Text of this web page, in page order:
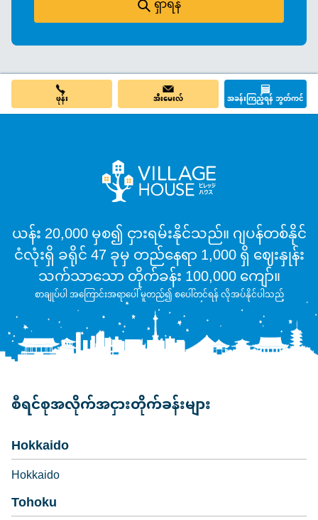
ရှာရန်
ဖုန်း အီးမေးလ် အခန်းကြည့်ရန် ဘွတ်ကင်
ယန်း 20,000 မှစ၍ ငှားရမ်းနိုင်သည်။ ဂျပန်တစ်နိုင်
ငံလုံးရှိ ခရိုင် 47 ခုမှ တည်နေရာ 1,000 ရှိ ဈေးနှုန်း
သက်သာသော တိုက်ခန်း 100,000 ကျော်။
စာချုပ်ပါ အကြောင်းအရာပေါ် မူတည်၍ စပေါ်တင်ရန် လိုအပ်နိုင်ပါသည်
စီရင်စုအလိုက်အငှားတိုက်ခန်းများ
Hokkaido
Hokkaido
Tohoku